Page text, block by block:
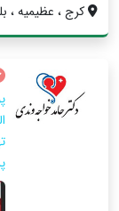
کرج ، عظیمیه ،